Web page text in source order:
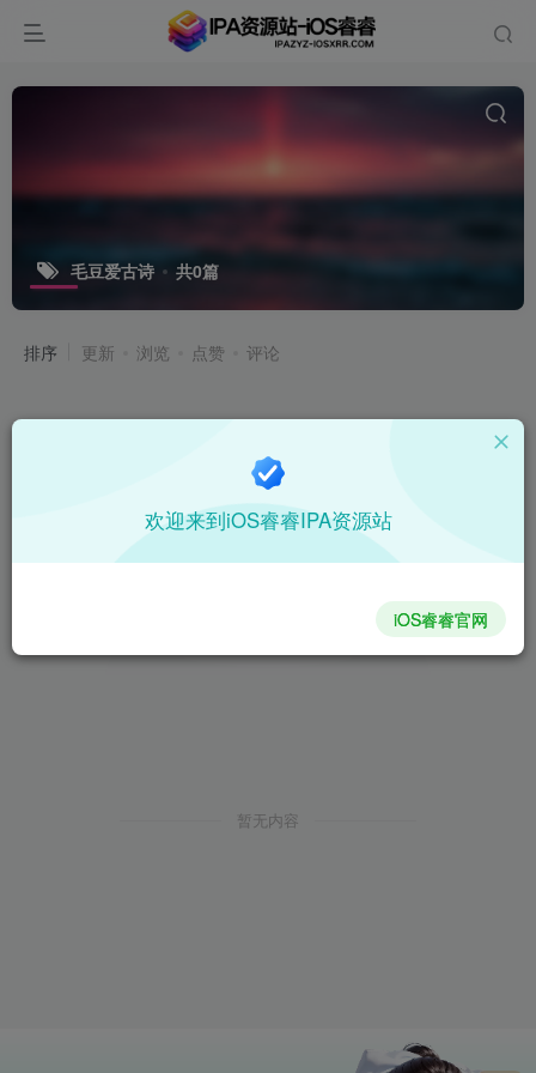
毛豆爱古诗 共0篇
排序 更新 浏览 点赞 评论
暂无内容
欢迎来到iOS睿睿IPA资源站
iOS睿睿官网